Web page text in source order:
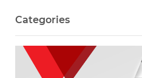
Categories